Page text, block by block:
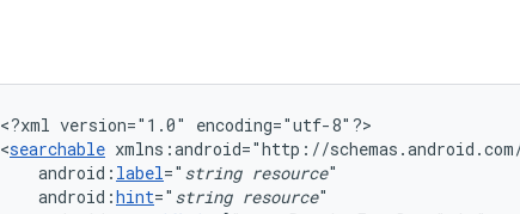
<?xml version="1.0"
encoding="utf-8"?>
<searchable
android: label=" string resource
android:hint=" string resource